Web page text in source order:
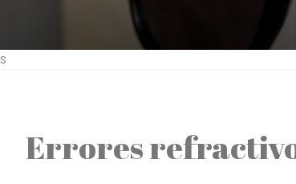
s
Errores